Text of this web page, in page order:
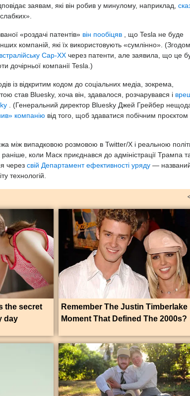
заявам, які він робив у минулому, наприклад,
«роздачі патентів» він пообіцяв , що Tesla не буде
компаній, які їх використовують «сумлінно». (Згодом
Cap-XX через патенти, але заявила, що це
дочірньої компанії Tesla.)
із відкритим кодом до соціальних медіа, зокрема,
став Bluesky, хоча він, здавалося, розчарувався і
. (Генеральний директор Bluesky Джей Грейбер
компанію від того, щоб здаватися побічним проєктом
між випадковою розмовою в Twitter/X і реальною
коли Маск приєднався до адміністрації Трампа
через свій Департамент ефективності уряду —
технологій.
the secret
day
Remember The Justin Timberlake
Moment That Defined The 2000s?